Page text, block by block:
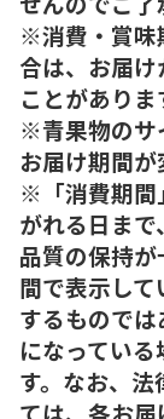
※消費・賞味
合は、お届
ことがありま
※青果物のサ
お届け期間が
※「消費期間
がれる日ま
品質の保持
間で表示し
するもので
になってい
す。なお、
ては、各お届